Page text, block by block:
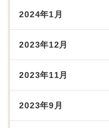
2024年1月
2023年12月
2023年11月
2023年9月